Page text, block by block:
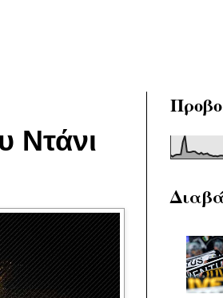
Ντάνι